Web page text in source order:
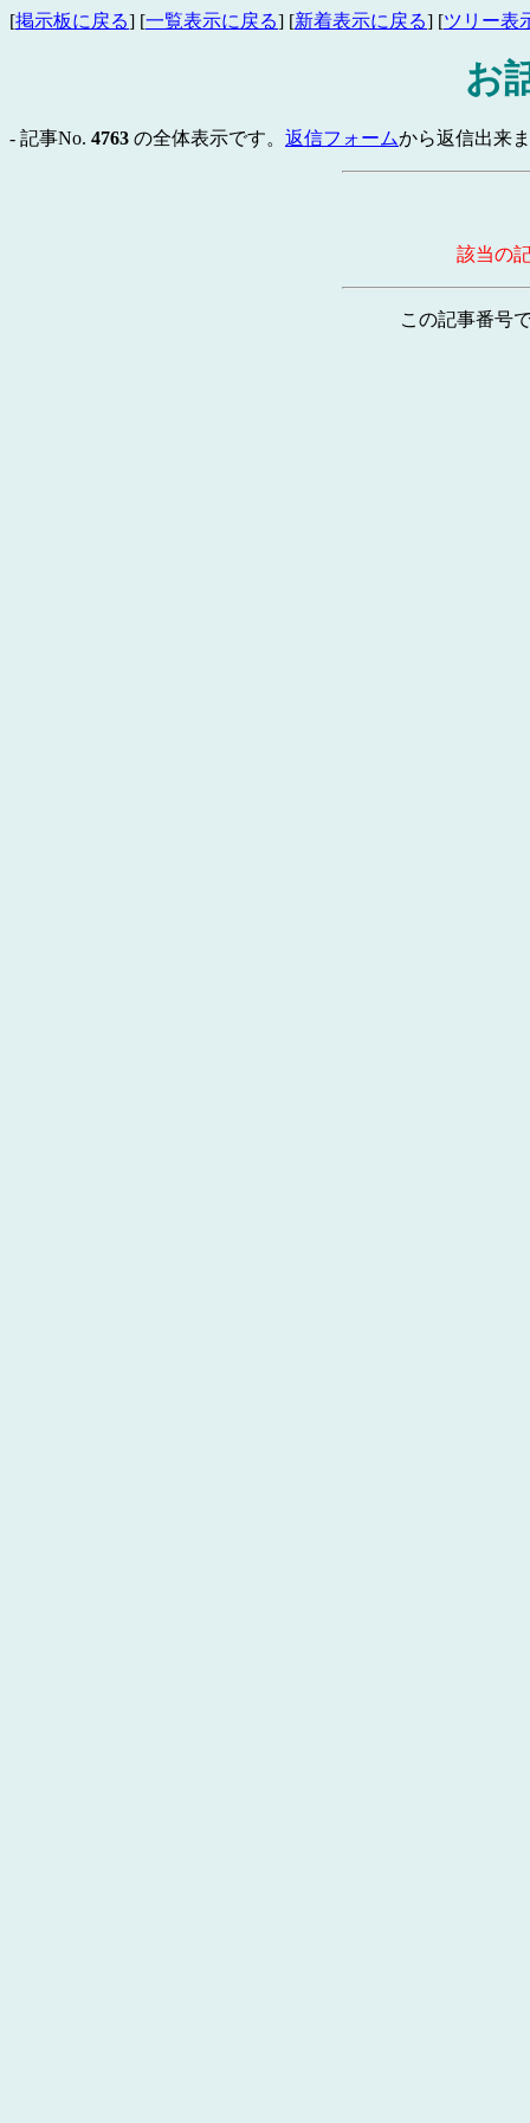
[掲示板に戻る] [一覧表示に戻る] [新着表示に戻る] [ツリー表
お
- 記事No. 4763 の全体表示です。 返信フォームから返信出来
該当の
この記事番号